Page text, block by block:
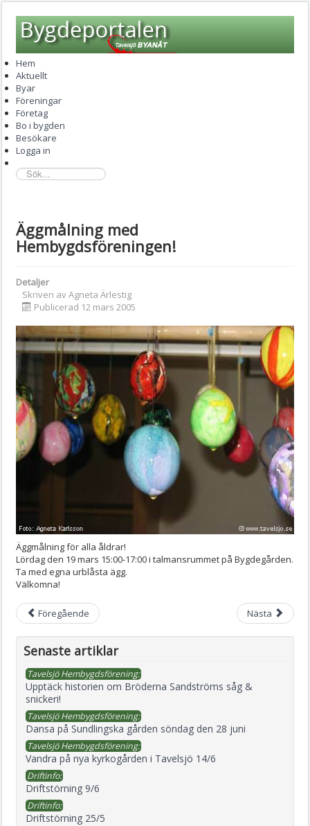
Hem
Aktuellt
Byar
Föreningar
Företag
Bo i bygden
Besökare
Logga in
sök...
Äggmålning med
Hembygdsföreningen!
Detaljer
Skriven avAgneta Ärlestig
Publicerad 12 mars 2005
Äggmålning för alla åldrar!
Lördag den 19 mars 15:00-17:00 i talmansrummet på Bygdegården.
Ta med egna urblåsta ägg.
Välkomna!
Föregående Nästa
Senaste artiklar
Tavelsjö Hembygdsförening:
Upptäck historien om Bröderna Sandströms såg &
snickeri!
Tavelsjö Hembygdsförening:
Dansa på Sundlingska gården söndag den 28 juni
Tavelsjö Hembygdsförening:
Vandra på nya kyrkogården i Tavelsjö 14/6
Driftinfo:
Driftstörning 9/6
Driftinfo:
Driftstörning 25/5